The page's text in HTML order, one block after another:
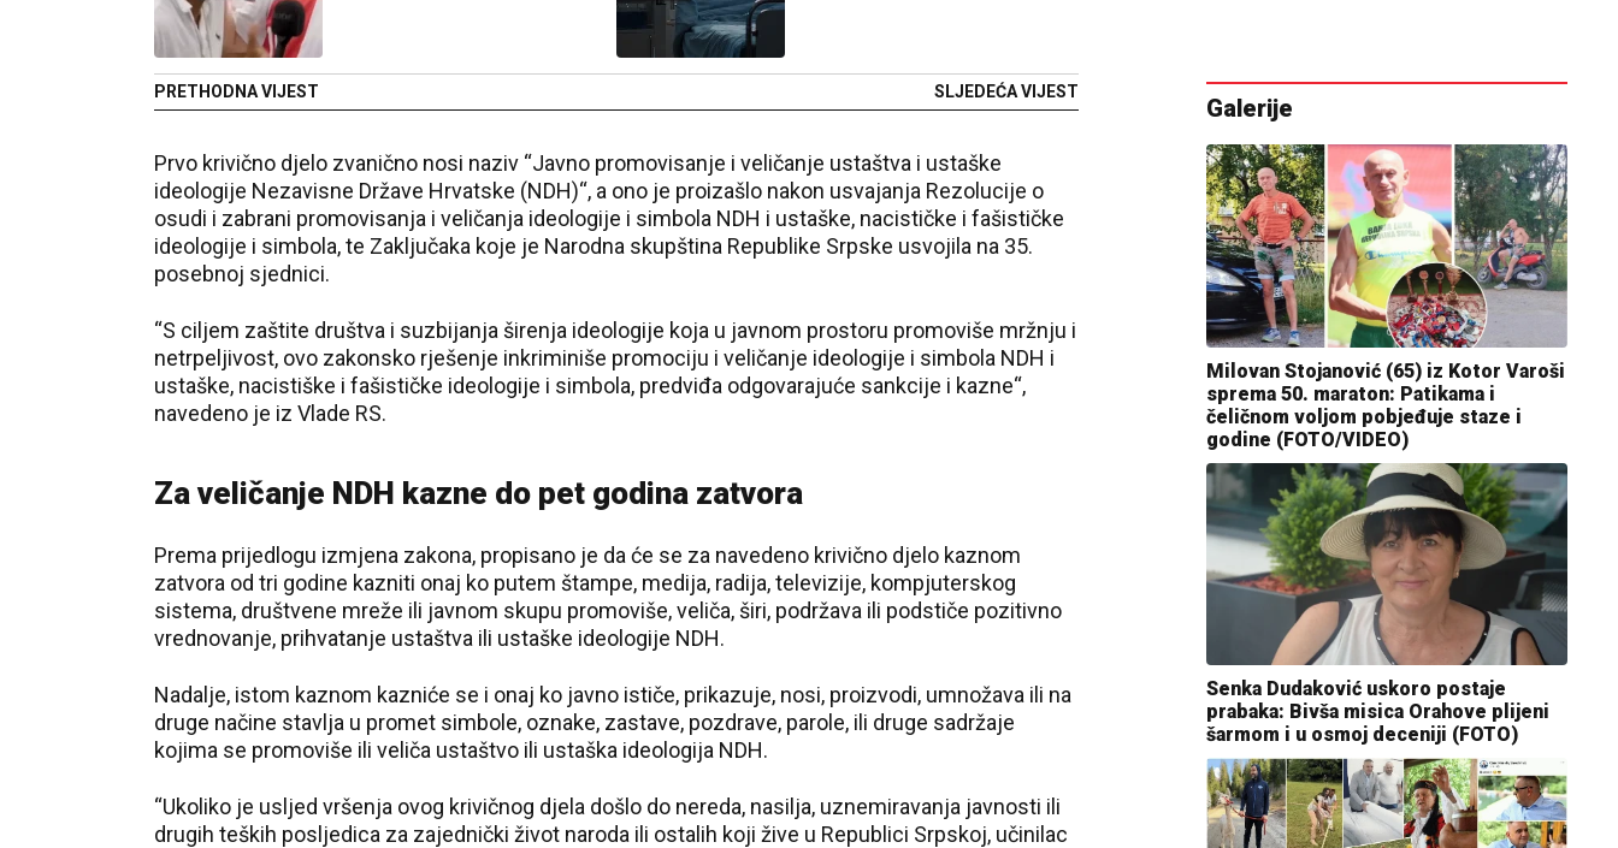
PRETHODNA VIJEST SLJEDEĆA VIJEST
Prvo krivično djelo zvanično nosi naziv “Javno promovisanje i veličanje ustaštva i ustaške
ideologije Nezavisne Države Hrvatske (NDH)“, a ono je proizašlo nakon usvajanja Rezolucije o
osudi i zabrani promovisanja i veličanja ideologije i simbola NDH i ustaške, nacističke i fašističke
ideologije i simbola, te Zaključaka koje je Narodna skupština Republike Srpske usvojila na 35.
posebnoj sjednici.
“S ciljem zaštite društva i suzbijanja širenja ideologije koja u javnom prostoru promoviše mržnju i
netrpeljivost, ovo zakonsko rješenje inkriminiše promociju i veličanje ideologije i simbola NDH i
ustaške, nacistiške i fašističke ideologije i simbola, predviđa odgovarajuće sankcije i kazne“,
navedeno je iz Vlade RS.
Za veličanje NDH kazne do pet godina zatvora
Prema prijedlogu izmjena zakona, propisano je da će se za navedeno krivično djelo kaznom
zatvora od tri godine kazniti onaj ko putem štampe, medija, radija, televizije, kompjuterskog
sistema, društvene mreže ili javnom skupu promoviše, veliča, širi, podržava ili podstiče pozitivno
vrednovanje, prihvatanje ustaštva ili ustaške ideologije NDH.
Nadalje, istom kaznom kazniće se i onaj ko javno ističe, prikazuje, nosi, proizvodi, umnožava ili na
druge načine stavlja u promet simbole, oznake, zastave, pozdrave, parole, ili druge sadržaje
kojima se promoviše ili veliča ustaštvo ili ustaška ideologija NDH.
“Ukoliko je usljed vršenja ovog krivičnog djela došlo do nereda, nasilja, uznemiravanja javnosti ili
drugih teških posljedica za zajednički život naroda ili ostalih koji žive u Republici Srpskoj, učinilac
Galerije
Milovan Stojanović (65) iz Kotor Varoši
sprema 50. maraton: Patikama i
čeličnom voljom pobjeđuje staze i
godine (FOTO/VIDEO)
Senka Dudaković uskoro postaje
prabaka: Bivša misica Orahove plijeni
šarmom i u osmoj deceniji (FOTO)